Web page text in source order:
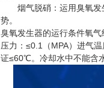
烟气脱硝：运用臭氧发生
势。
臭氧发生器的运行条件氧
压力：≤0.1（MPA）进气
证≤60℃。冷却水中不能含